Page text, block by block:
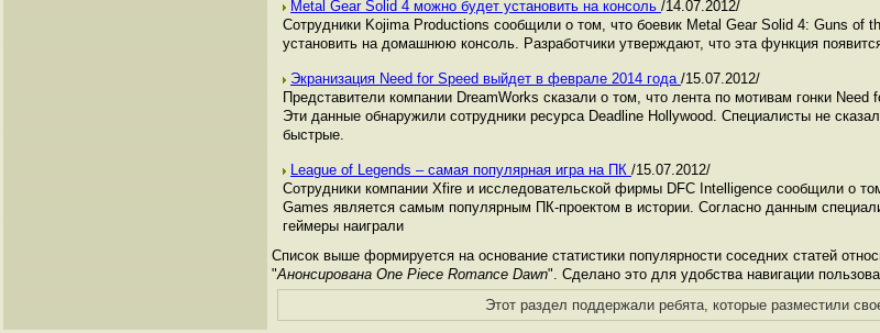
Metal Gear Solid 4 можно будет установить на консоль /14.07.2012/
Сотрудники Kojima Productions сообщили о том, что боевик Metal Gear Solid 4: Guns of
установить на домашнюю консоль. Разработчики утверждают, что эта функция
Экранизация Need for Speed выйдет в феврале 2014 года /15.07.2012/
Представители компании DreamWorks сказали о том, что лента по мотивам гонки
Эти данные обнаружили сотрудники ресурса Deadline Hollywood. Специалисты не
быстрые.
League of Legends – самая популярная игра на ПК /15.07.2012/
Сотрудники компании Xfire и исследовательской фирмы DFC Intelligence сообщили о
Games является самым популярным ПК-проектом в истории. Согласно данным
геймеры наиграли
Список выше формируется на основание статистики популярности соседних статей
"Анонсирована One Piece Romance Dawn". Сделано это для удобства навигации
Этот раздел поддержали ребята, которые разместили